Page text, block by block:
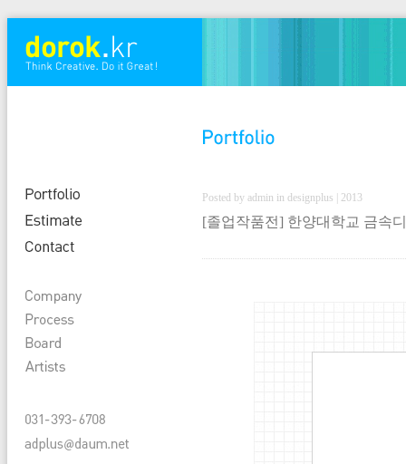
Posted by admin in designplus | 2013
[졸업작품전] 한양대학교 금속